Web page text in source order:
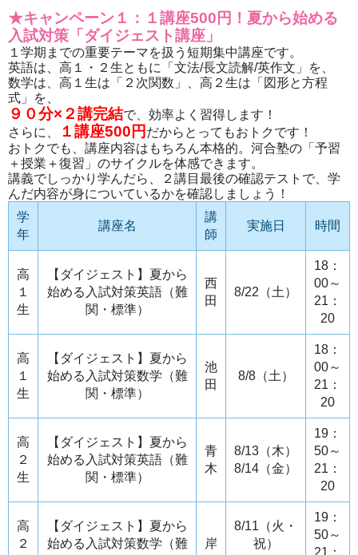
★キャンペーン１：１講座500円！夏から始める
入試対策「ダイジェスト講座」
１学期までの重要テーマを扱う短期集中講座です。
英語は、高１・２生ともに「文法/長文読解/英作文」を、
数学は、高１生は「２次関数」、高２生は「図形と方程
式」を、
９０分×２講完結で、効率よく習得します！
さらに、
１講座500円 だからとってもおトクです！
おトクでも、講座内容はもちろん本格的。河合塾の「予習
＋授業＋復習」のサイクルを体感できます。
講義でしっかり学んだら、２講目最後の確認テストで、学
んだ内容が身についているかを確認しましょう！
学
年
講座名
講
師
実施日 時間
高
１
生
【ダイジェスト】夏から
始める入試対策英語（難
関・標準）
西
田
8/22（土）
18：
00～
21：
20
高
１
生
【ダイジェスト】夏から
始める入試対策数学（難
関・標準）
池
田
8/8（土）
18：
00～
21：
20
高
２
生
【ダイジェスト】夏から
始める入試対策英語（難
関・標準）
青
木
8/13（木）
8/14（金）
19：
50～
21：
20
高
２
【ダイジェスト】夏から
始める入試対策数学（難
岸
8/11（火・
祝）
19：
50～
21：